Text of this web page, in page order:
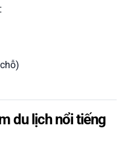
du lịch nổi tiếng